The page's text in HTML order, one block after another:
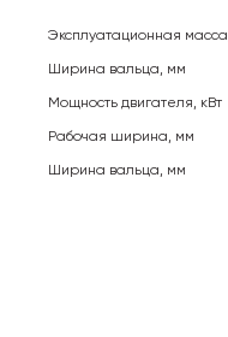
Эксплуатационная
Ширина вальца, мм
Мощность двигателя, кВт
Рабочая ширина, мм
Ширина вальца, мм